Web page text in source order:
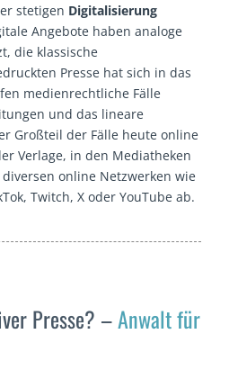
stetigen Digitalisierung
Angebote haben analoge
die klassische
Presse hat sich in das
medienrechtliche Fälle
und das lineare
Großteil der Fälle heute online
Verlage, in den Mediatheken
online Netzwerken wie
Twitch, X oder YouTube ab.
Presse? –Anwalt für